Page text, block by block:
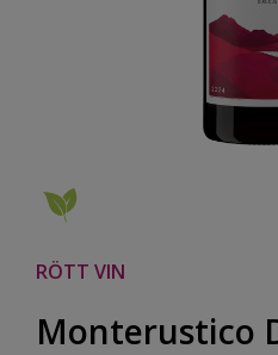
RÖTT VIN
Monterustico